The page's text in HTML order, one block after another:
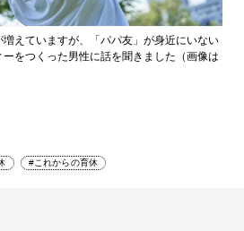
えていますが、「パパ友」が身近にいない
をつくった男性に話を聞きました（画像は
#これからの育休